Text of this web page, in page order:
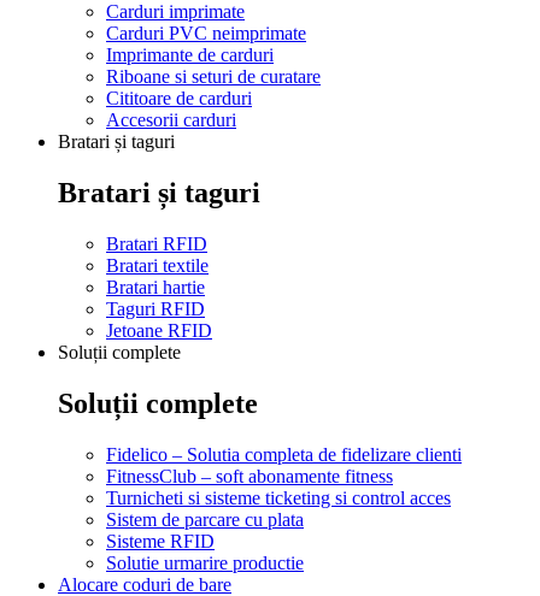
Carduri imprimate
Carduri PVC neimprimate
Imprimante de carduri
Riboane si seturi de curatare
Cititoare de carduri
Accesorii carduri
Bratari și taguri
Bratari și taguri
Bratari RFID
Bratari textile
Bratari hartie
Taguri RFID
Jetoane RFID
Soluții complete
Soluții complete
Fidelico – Solutia completa de fidelizare clienti
FitnessClub – soft abonamente fitness
Turnicheti si sisteme ticketing si control acces
Sistem de parcare cu plata
Sisteme RFID
Solutie urmarire productie
Alocare coduri de bare